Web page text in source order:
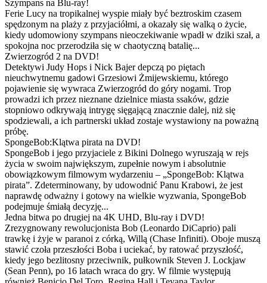
Szympans na Blu-ray!
Ferie Lucy na tropikalnej wyspie miały być beztroskim czasem
spędzonym na plaży z przyjaciółmi, a okazały się walką o życie,
kiedy udomowiony szympans nieoczekiwanie wpadł w dziki szał, a
spokojna noc przerodziła się w chaotyczną batalię...
Zwierzogród 2 na DVD!
Detektywi Judy Hops i Nick Bajer depczą po piętach
nieuchwytnemu gadowi Grzesiowi Żmijewskiemu, którego
pojawienie się wywraca Zwierzogród do góry nogami. Trop
prowadzi ich przez nieznane dzielnice miasta ssaków, gdzie
stopniowo odkrywają intrygę sięgającą znacznie dalej, niż się
spodziewali, a ich partnerski układ zostaje wystawiony na poważną
próbę.
SpongeBob:Klątwa pirata na DVD!
SpongeBob i jego przyjaciele z Bikini Dolnego wyruszają w rejs
życia w swoim największym, zupełnie nowym i absolutnie
obowiązkowym filmowym wydarzeniu – „SpongeBob: Klątwa
pirata”. Zdeterminowany, by udowodnić Panu Krabowi, że jest
naprawdę odważny i gotowy na wielkie wyzwania, SpongeBob
podejmuje śmiałą decyzję...
Jedna bitwa po drugiej na 4K UHD, Blu-ray i DVD!
Zrezygnowany rewolucjonista Bob (Leonardo DiCaprio) pali
trawkę i żyje w paranoi z córką, Willą (Chase Infiniti). Oboje muszą
stawić czoła przeszłości Boba i uciekać, by ratować przyszłość,
kiedy jego bezlitosny przeciwnik, pułkownik Steven J. Lockjaw
(Sean Penn), po 16 latach wraca do gry. W filmie występują